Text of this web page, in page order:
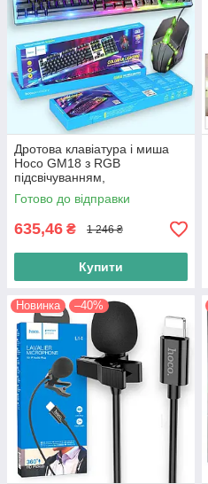
Дротова клавіатура і миша
Hoco GM18 з RGB
підсвічуванням,
Комп'ютерний комплект для
геймерів, чорна
Готово до відправки
635,46 ₴ 1 246 ₴
Купити
Новинка –40%